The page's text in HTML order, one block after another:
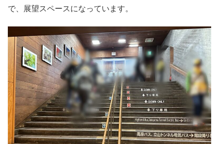
で、展望スペースになっています。